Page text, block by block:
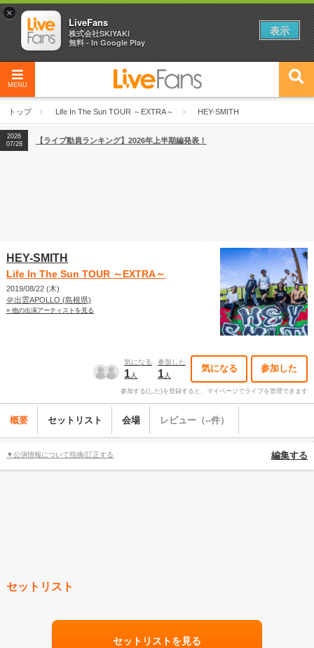
MENU
トップ Life In The Sun TOUR ～EXTRA～ HEY-SMITH
04/27
【フェス特集2026】フェス情報はここから！
2026
07/28
2026
【フェス特集2026】フェス情報はここから！
2026
07/28
【ライブ動員ランキング】2026年上半期編発表！
HEY-SMITH
Life In The Sun TOUR ～EXTRA～
2019/08/22 (木)
＠出雲APOLLO (島根県)
» 他の出演アーティストを見る
気になる
1人
参加した
1人
気になる 参加した
参加する(した)を登録すると、マイページでライブを管理できます
概要 セットリスト 会場 レビュー（--件）
▼公演情報について指摘/訂正する 編集する
セットリスト
セットリストを見る
×
LiveFans
株式会社SKIYAKI
無料 - In Google Play
表示